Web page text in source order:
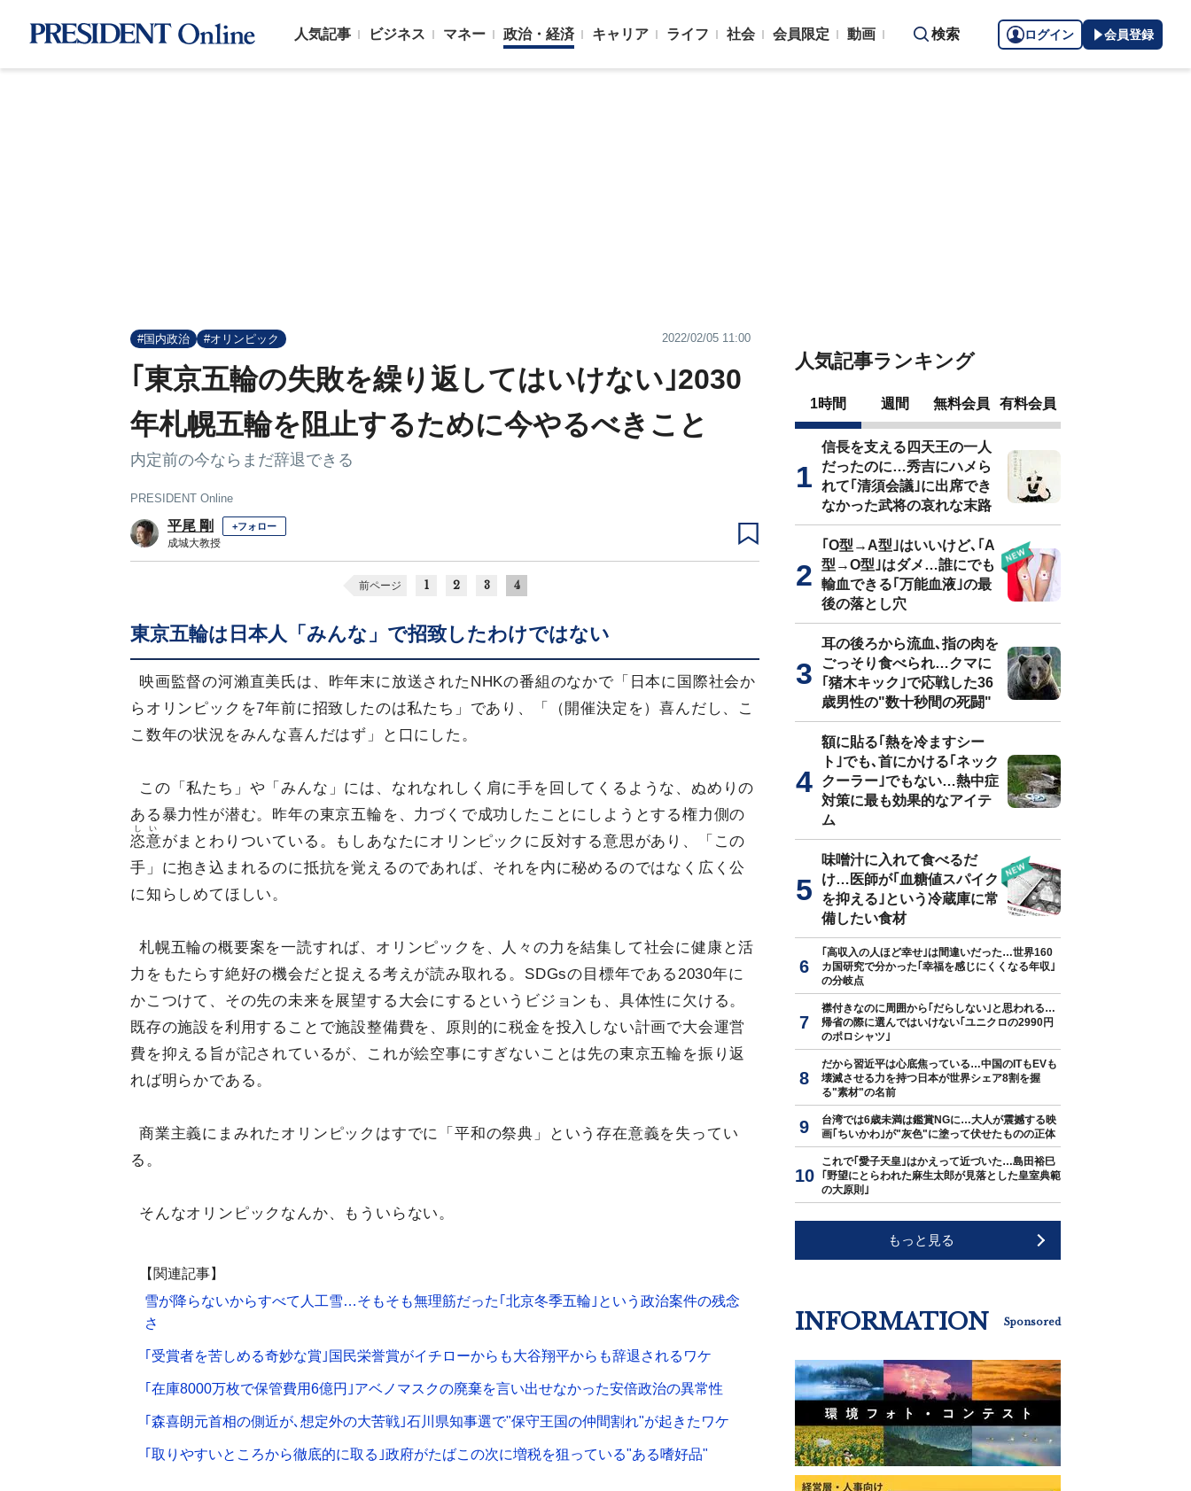
人気記事 ビジネス マネー 政治・経済 キャリア ライフ 社会 会員限定 動画 検索 ログイン 会員登録
#国内政治 #オリンピック 2022/02/05 11:00
｢東京五輪の失敗を繰り返してはいけない｣2030
年札幌五輪を阻止するために今やるべきこと
内定前の今ならまだ辞退できる
PRESIDENT Online
平尾 剛 +フォロー
成城大教授
前ページ 1 2 3 4
東京五輪は日本人「みんな」で招致したわけではない
映画監督の河瀨直美氏は、昨年末に放送されたNHKの番組のなかで「日本に国際社会か
らオリンピックを7年前に招致したのは私たち」であり、「（開催決定を）喜んだし、こ
こ数年の状況をみんな喜んだはず」と口にした。
この「私たち」や「みんな」には、なれなれしく肩に手を回してくるような、ぬめりの
ある暴力性が潜む。昨年の東京五輪を、力づくで成功したことにしようとする権力側の
恣意
しい
がまとわりついている。もしあなたにオリンピックに反対する意思があり、「この
手」に抱き込まれるのに抵抗を覚えるのであれば、それを内に秘めるのではなく広く公
に知らしめてほしい。
札幌五輪の概要案を一読すれば、オリンピックを、人々の力を結集して社会に健康と活
力をもたらす絶好の機会だと捉える考えが読み取れる。SDGsの目標年である2030年に
かこつけて、その先の未来を展望する大会にするというビジョンも、具体性に欠ける。
既存の施設を利用することで施設整備費を、原則的に税金を投入しない計画で大会運営
費を抑える旨が記されているが、これが絵空事にすぎないことは先の東京五輪を振り返
れば明らかである。
商業主義にまみれたオリンピックはすでに「平和の祭典」という存在意義を失ってい
る。
そんなオリンピックなんか、もういらない。
【関連記事】
雪が降らないからすべて人工雪…そもそも無理筋だった｢北京冬季五輪｣という政治案件の残念
さ
｢受賞者を苦しめる奇妙な賞｣国民栄誉賞がイチローからも大谷翔平からも辞退されるワケ
｢在庫8000万枚で保管費用6億円｣アベノマスクの廃棄を言い出せなかった安倍政治の異常性
｢森喜朗元首相の側近が､想定外の大苦戦｣石川県知事選で"保守王国の仲間割れ"が起きたワケ
｢取りやすいところから徹底的に取る｣政府がたばこの次に増税を狙っている"ある嗜好品"
人気記事ランキング
1時間 週間 無料会員 有料会員
信長を支える四天王の一人
だったのに…秀吉にハメら
れて｢清須会議｣に出席でき
なかった武将の哀れな末路
｢O型→A型｣はいいけど､｢A
型→O型｣はダメ…誰にでも
輸血できる｢万能血液｣の最
後の落とし穴
耳の後ろから流血､指の肉を
ごっそり食べられ…クマに
｢猪木キック｣で応戦した36
歳男性の"数十秒間の死闘"
額に貼る｢熱を冷ますシー
ト｣でも､首にかける｢ネック
クーラー｣でもない…熱中症
対策に最も効果的なアイテ
ム
味噌汁に入れて食べるだ
け…医師が｢血糖値スパイク
を抑える｣という冷蔵庫に常
備したい食材
｢高収入の人ほど幸せ｣は間違いだった…世界160
カ国研究で分かった｢幸福を感じにくくなる年収｣
の分岐点
襟付きなのに周囲から｢だらしない｣と思われる…
帰省の際に選んではいけない｢ユニクロの2990円
のポロシャツ｣
だから習近平は心底焦っている…中国のITもEVも
壊滅させる力を持つ日本が世界シェア8割を握
る"素材"の名前
台湾では6歳未満は鑑賞NGに…大人が震撼する映
画｢ちいかわ｣が"灰色"に塗って伏せたものの正体
これで｢愛子天皇｣はかえって近づいた…島田裕巳
｢野望にとらわれた麻生太郎が見落とした皇室典範
の大原則｣
もっと見る
INFORMATION Sponsored